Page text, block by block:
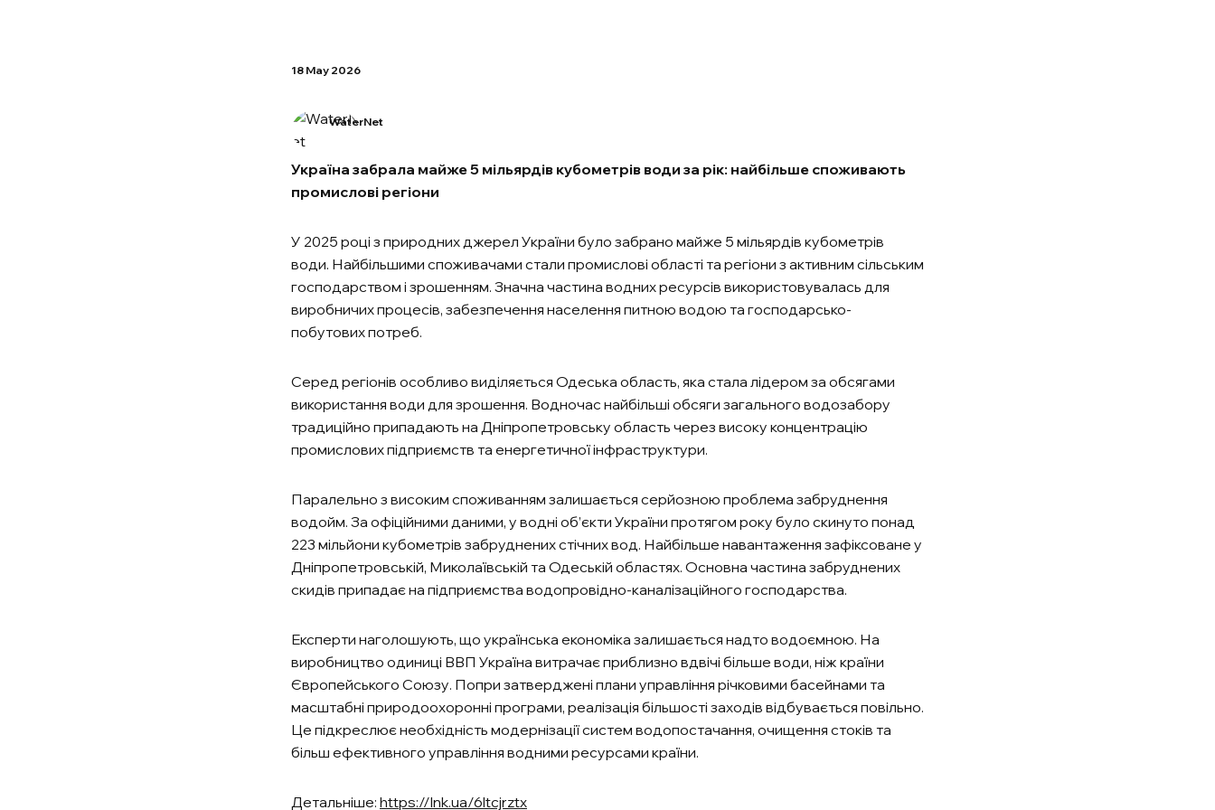
18 May 2026
WaterNet
Україна забрала майже 5 мільярдів кубометрів води за рік: найбільше споживають
промислові регіони
У 2025 році з природних джерел України було забрано майже 5 мільярдів кубометрів
води. Найбільшими споживачами стали промислові області та регіони з активним сільським
господарством і зрошенням. Значна частина водних ресурсів використовувалась для
виробничих процесів, забезпечення населення питною водою та господарсько-
побутових потреб.
Серед регіонів особливо виділяється Одеська область, яка стала лідером за обсягами
використання води для зрошення. Водночас найбільші обсяги загального водозабору
традиційно припадають на Дніпропетровську область через високу концентрацію
промислових підприємств та енергетичної інфраструктури.
Паралельно з високим споживанням залишається серйозною проблема забруднення
водойм. За офіційними даними, у водні об’єкти України протягом року було скинуто понад
223 мільйони кубометрів забруднених стічних вод. Найбільше навантаження зафіксоване у
Дніпропетровській, Миколаївській та Одеській областях. Основна частина забруднених
скидів припадає на підприємства водопровідно-каналізаційного господарства.
Експерти наголошують, що українська економіка залишається надто водоємною. На
виробництво одиниці ВВП Україна витрачає приблизно вдвічі більше води, ніж країни
Європейського Союзу. Попри затверджені плани управління річковими басейнами та
масштабні природоохоронні програми, реалізація більшості заходів відбувається повільно.
Це підкреслює необхідність модернізації систем водопостачання, очищення стоків та
більш ефективного управління водними ресурсами країни.
Детальніше: https://lnk.ua/6ltcjrztx